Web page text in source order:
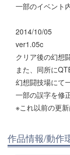
一部のイベント
2014/10/05
ver1.05c
クリア後の幻想
また、同所に
幻想闘技場にて
一部の誤字を修正
※これ以前の更
作品情報/動作